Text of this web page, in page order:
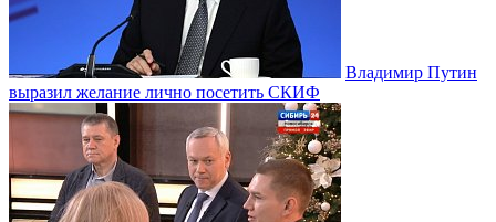
Владимир Путин
выразил желание лично посетить СКИФ